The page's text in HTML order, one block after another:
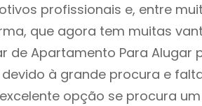
profissionais e, entre
que agora tem muitas
de Apartamento Para Alugar
à grande procura e
opção se procura